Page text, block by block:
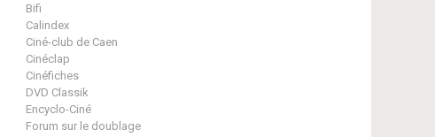
Bifi
Calindex
Ciné-club de Caen
Cinéclap
Cinéfiches
DVD Classik
Encyclo-Ciné
Forum sur le doublage